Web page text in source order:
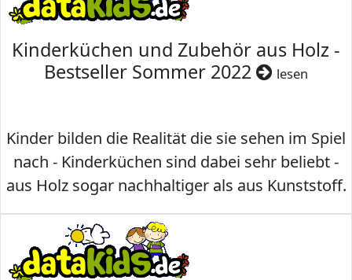
Kinderküchen und Zubehör aus Holz -
Bestseller Sommer 2022
lesen
Kinder bilden die Realität die sie sehen im Spiel
nach - Kinderküchen sind dabei sehr beliebt -
aus Holz sogar nachhaltiger als aus Kunststoff.